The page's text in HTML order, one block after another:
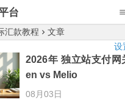
台
设
汇款教程 文章
2026年 独立站支付
en vs Melio
08月03日